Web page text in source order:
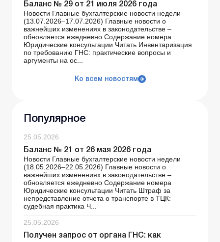
Баланс № 29 от 21 июля 2026 года
Новости Главные бухгалтерские новости недели
(13.07.2026–17.07.2026) Главные новости о
важнейших изменениях в законодательстве –
обновляется ежедневно Содержание номера
Юридические консультации Читать Инвентаризация
по требованию ГНС: практические вопросы и
аргументы на ос...
Ко всем новостям
Популярное
25.05.2026
Баланс № 21 от 26 мая 2026 года
Новости Главные бухгалтерские новости недели
(18.05.2026–22.05.2026) Главные новости о
важнейших изменениях в законодательстве –
обновляется ежедневно Содержание номера
Юридические консультации Читать Штраф за
непредставление отчета о транспорте в ТЦК:
судебная практика Ч...
25.05.2026
Получен запрос от органа ГНС: как